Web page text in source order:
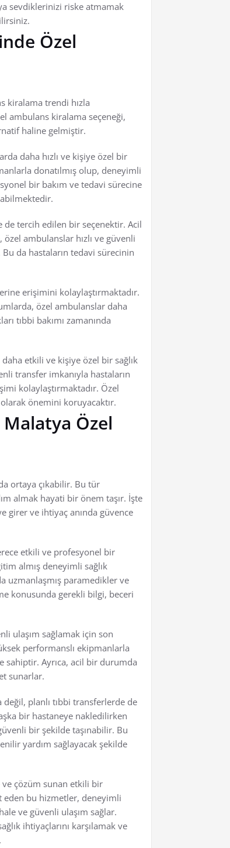
sevdiklerinizi riske atmamak
Özel
kiralama trendi hızla
ambulans kiralama seçeneği,
haline gelmiştir.
daha hızlı ve kişiye özel bir
donatılmış olup, deneyimli
bir bakım ve tedavi sürecine
de tercih edilen bir seçenektir. Acil
ambulanslar hızlı ve güvenli
da hastaların tedavi sürecinin
erişimini kolaylaştırmaktadır.
özel ambulanslar daha
tıbbi bakımı zamanında
etkili ve kişiye özel bir sağlık
transfer imkanıyla hastaların
kolaylaştırmaktadır. Özel
önemini koruyacaktır.
Özel
ortaya çıkabilir. Bu tür
almak hayati bir önem taşır. İşte
girer ve ihtiyaç anında güvence
etkili ve profesyonel bir
almış deneyimli sağlık
uzmanlaşmış paramedikler ve
konusunda gerekli bilgi, beceri
ulaşım sağlamak için son
performanslı ekipmanlarla
sahiptir. Ayrıca, acil bir durumda
sunarlar.
planlı tıbbi transferlerde de
bir hastaneye nakledilirken
bir şekilde taşınabilir. Bu
yardım sağlayacak şekilde
çözüm sunan etkili bir
eden bu hizmetler, deneyimli
ve güvenli ulaşım sağlar.
ihtiyaçlarını karşılamak ve